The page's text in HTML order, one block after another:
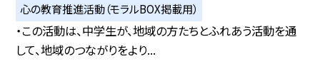
心の教育推進活動（モラルBOX掲載用）
・この活動は、中学生が、地域の方たちとふれあう活動を通
して、地域のつながりをより...